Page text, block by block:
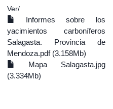
Ver/
Informes sobre los
yacimientos carboníferos
Salagasta. Provincia de
Mendoza.pdf (3.158Mb)
Mapa Salagasta.jpg
(3.334Mb)